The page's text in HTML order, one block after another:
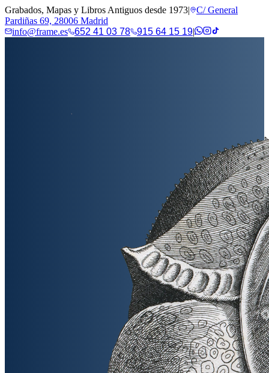
Grabados, Mapas y Libros Antiguos desde 1973|
C/ General
Pardiñas 69, 28006 Madrid
info@frame.es
652 41 03 78 915 64 15 19|